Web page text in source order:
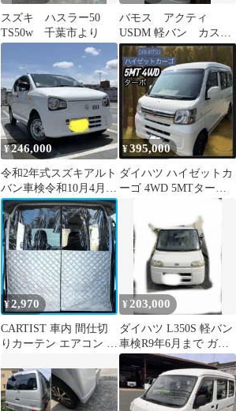
スズキ ハスラー50
TS50w 千葉市より
バモス アクティ
USDM 軽バン カスタ
ムカー サイドマーカ
ー US仕様
¥246,000
令和2年式スズキアルト
バン車検令和10月4月迄
事業用可エアコン良好
¥395,000
ダイハツ ハイゼットカ
ーゴ 4WD 5MTターボ
H25年式 車検付 軽バン
¥2,970
CARTIST 車内 間仕切
りカーテン エアコン 仕
間仕切り パーテーショ
ン 軽バン エアコン効率
アップ 軽自動車 飛沫防
¥ 203,000
ダイハツ L350S 軽バン
車検R9年6月まで ガソ
リン 4人乗り